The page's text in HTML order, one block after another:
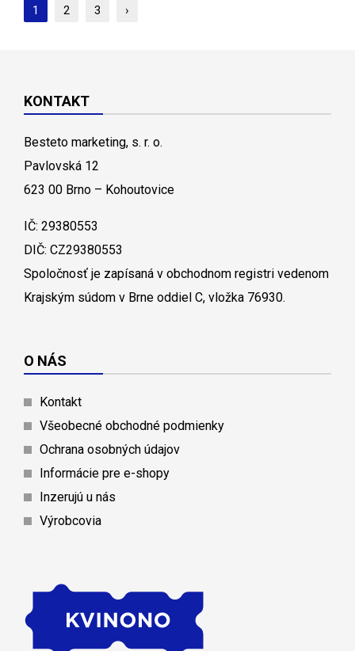
1 2 3 ›
KONTAKT
Besteto marketing, s. r. o.
Pavlovská 12
623 00 Brno – Kohoutovice
IČ: 29380553
DIČ: CZ29380553
Spoločnosť je zapísaná v obchodnom registri vedenom
Krajským súdom v Brne oddiel C, vložka 76930.
O NÁS
Kontakt
Všeobecné obchodné podmienky
Ochrana osobných údajov
Informácie pre e-shopy
Inzerujú u nás
Výrobcovia